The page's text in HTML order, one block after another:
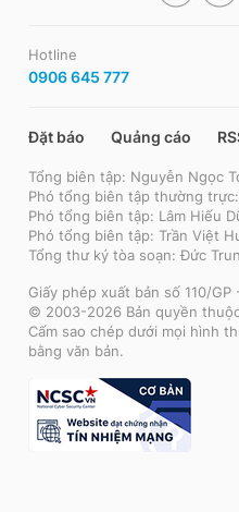
Hotline
0906 645 777
Đặt báo Quảng cáo
Tổng biên tập: Nguyễn Ngọc
Phó tổng biên tập thường
Phó tổng biên tập: Lâm Hiếu
Phó tổng biên tập: Trần Việt
Tổng thư ký tòa soạn: Đức
Giấy phép xuất bản số 110/
© 2003-2026 Bản quyền
Cấm sao chép dưới mọi hình
bằng văn bản.